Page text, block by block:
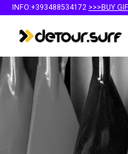
INFO:+393488534172 >>>BUY